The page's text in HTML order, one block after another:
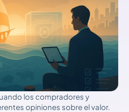
los compradores y
opiniones sobre el valor.